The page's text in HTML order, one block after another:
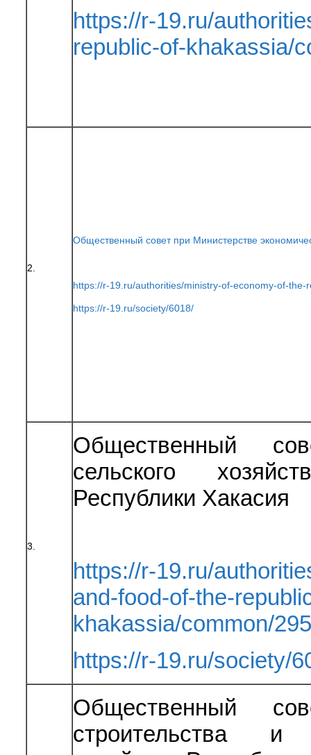
https://r-19.ru/
republic-of-khakassia/
2.
Общественный совет при Министерстве
https://r-19.ru/authorities/ministry-of-economy-of-
https://r-19.ru/society/6018/
3.
Общественный
сельского
Республики Хакасия
https://r-19.ru/
and-food-of-the-
khakassia/common/
https://r-19.ru/society/
Общественный
строительства и